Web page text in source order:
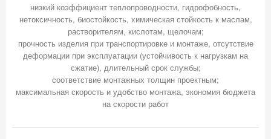
низкий коэффициент теплопроводности, гидрофобность,
нетоксичность, биостойкость, химическая стойкость к маслам,
растворителям, кислотам, щелочам;
прочность изделия при транспортировке и монтаже, отсутствие
деформации при эксплуатации (устойчивость к нагрузкам на
сжатие), длительный срок службы;
соответствие монтажных толщин проектным;
максимальная скорость и удобство монтажа, экономия бюджета